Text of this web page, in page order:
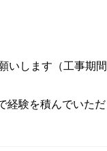
いします（工事期間
経験を積んでいただ